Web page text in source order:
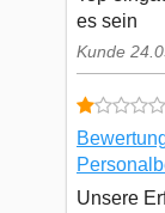
es sein
Kunde
Unsere